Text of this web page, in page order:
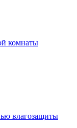
комнаты
влагозащиты